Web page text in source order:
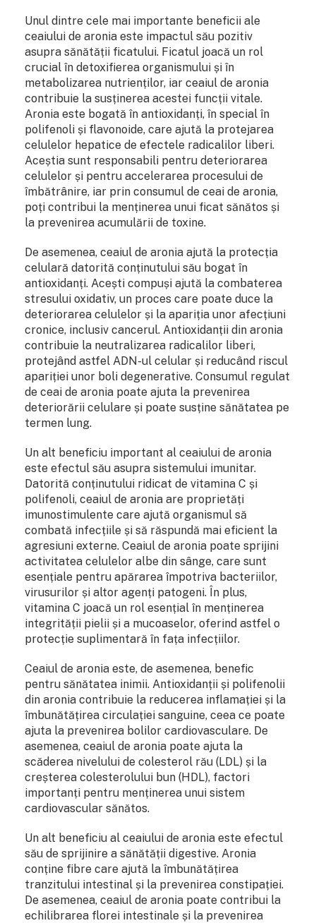
Unul dintre cele mai importante beneficii ale
ceaiului de aronia este impactul său pozitiv
asupra sănătății ficatului. Ficatul joacă un rol
crucial în detoxifierea organismului și în
metabolizarea nutrienților, iar ceaiul de aronia
contribuie la susținerea acestei funcții vitale.
Aronia este bogată în antioxidanți, în special în
polifenoli și flavonoide, care ajută la protejarea
celulelor hepatice de efectele radicalilor liberi.
Aceștia sunt responsabili pentru deteriorarea
celulelor și pentru accelerarea procesului de
îmbătrânire, iar prin consumul de ceai de aronia,
poți contribui la menținerea unui ficat sănătos și
la prevenirea acumulării de toxine.
De asemenea, ceaiul de aronia ajută la protecția
celulară datorită conținutului său bogat în
antioxidanți. Acești compuși ajută la combaterea
stresului oxidativ, un proces care poate duce la
deteriorarea celulelor și la apariția unor afecțiuni
cronice, inclusiv cancerul. Antioxidanții din aronia
contribuie la neutralizarea radicalilor liberi,
protejând astfel ADN-ul celular și reducând riscul
apariției unor boli degenerative. Consumul regulat
de ceai de aronia poate ajuta la prevenirea
deteriorării celulare și poate susține sănătatea pe
termen lung.
Un alt beneficiu important al ceaiului de aronia
este efectul său asupra sistemului imunitar.
Datorită conținutului ridicat de vitamina C și
polifenoli, ceaiul de aronia are proprietăți
imunostimulente care ajută organismul să
combată infecțiile și să răspundă mai eficient la
agresiuni externe. Ceaiul de aronia poate sprijini
activitatea celulelor albe din sânge, care sunt
esențiale pentru apărarea împotriva bacteriilor,
virusurilor și altor agenți patogeni. În plus,
vitamina C joacă un rol esențial în menținerea
integrității pielii și a mucoaselor, oferind astfel o
protecție suplimentară în fața infecțiilor.
Ceaiul de aronia este, de asemenea, benefic
pentru sănătatea inimii. Antioxidanții și polifenolii
din aronia contribuie la reducerea inflamației și la
îmbunătățirea circulației sanguine, ceea ce poate
ajuta la prevenirea bolilor cardiovasculare. De
asemenea, ceaiul de aronia poate ajuta la
scăderea nivelului de colesterol rău (LDL) și la
creșterea colesterolului bun (HDL), factori
importanți pentru menținerea unui sistem
cardiovascular sănătos.
Un alt beneficiu al ceaiului de aronia este efectul
său de sprijinire a sănătății digestive. Aronia
conține fibre care ajută la îmbunătățirea
tranzitului intestinal și la prevenirea constipației.
De asemenea, ceaiul de aronia poate contribui la
echilibrarea florei intestinale și la prevenirea